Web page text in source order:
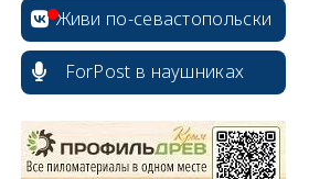
Живи по-севастопольски
ForPost в наушниках